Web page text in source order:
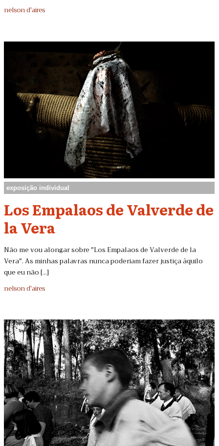
nelson d'aires
exposição individual
Los Empalaos de Valverde de
la Vera
Não me vou alongar sobre "Los Empalaos de Valverde de la
Vera". As minhas palavras nunca poderiam fazer justiça àquilo
que eu não [...]
nelson d'aires